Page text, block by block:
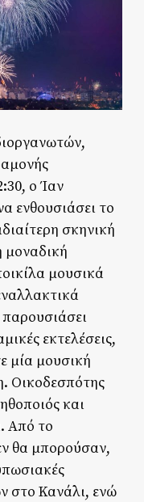
ο Ίαν
ενθουσιάσει το
σκηνική
μοναδική
μουσικά
εκτελέσεις,
μία μουσική
Οικοδεσπότης
και
Από το
θα μπορούσαν,
στο Κανάλι, ενώ